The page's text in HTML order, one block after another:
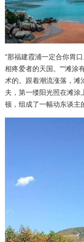
"那福建霞浦一定合你胃
相疼爱者的天国。""滩涂
术的。跟着潮流涨落，滩
夫，第一缕阳光照在滩涂
顿，组成了一幅动东谈主